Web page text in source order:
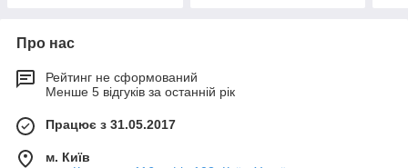
Про нас
Рейтинг не сформований
Менше 5 відгуків за останній рік
Працює з 31.05.2017
м. Київ